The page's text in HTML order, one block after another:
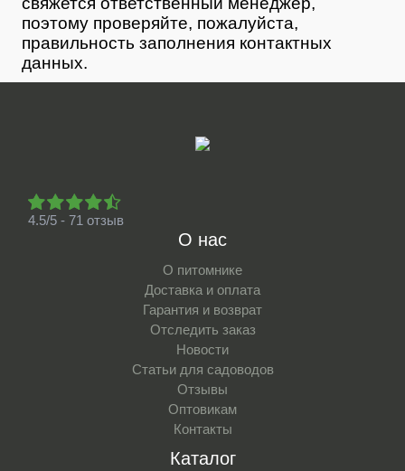
поэтому проверяйте, пожалуйста,
правильность заполнения контактных
данных.
4.5/5 - 71 отзыв
О нас
О питомнике
Доставка и оплата
Гарантия и возврат
Отследить заказ
Новости
Статьи для садоводов
Отзывы
Оптовикам
Контакты
Каталог